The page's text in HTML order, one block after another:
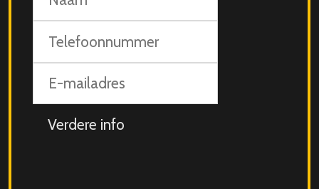
mailadres
Aanvullende
info